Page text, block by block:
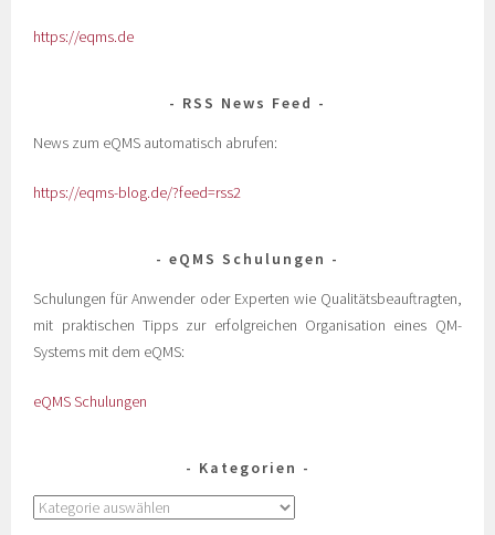
https://eqms.de
RSS News Feed
News zum eQMS automatisch abrufen:
https://eqms-blog.de/?feed=rss2
eQMS Schulungen
Schulungen für Anwender oder Experten wie Qualitätsbeauftragten,
mit praktischen Tipps zur erfolgreichen Organisation eines QM-
Systems mit dem eQMS:
eQMS Schulungen
Kategorien